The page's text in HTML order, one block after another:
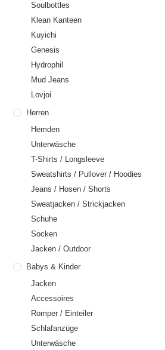
Soulbottles
Klean Kanteen
Kuyichi
Genesis
Hydrophil
Mud Jeans
Lovjoi
Herren
Hemden
Unterwäsche
T-Shirts / Longsleeve
Sweatshirts / Pullover / Hoodies
Jeans / Hosen / Shorts
Sweatjacken / Strickjacken
Schuhe
Socken
Jacken / Outdoor
Babys & Kinder
Jacken
Accessoires
Romper / Einteiler
Schlafanzüge
Unterwäsche